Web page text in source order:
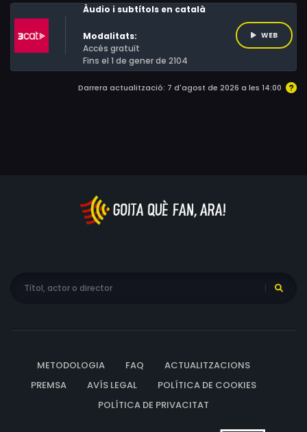
problemes (com fa habitualment) que decideix
abandonar l'escola, avergonyit. Amb la seva petita
maleta camina pel bosc enmig d'una tempesta de neu i
descobreix un camí que el portarà a una aventura que
Àudio i subtítols en català
Modalitats:
Accés gratuït
Fins el 1 de gener de 2104
WEB
Darrera actualització: 7 d'agost de 2026 a les 14:00
METODOLOGIA FAQ
ACTUALITZACIONS
PREMSA
AVÍS LEGAL
POLÍTICA DE COOKIES
POLÍTICA DE PRIVACITAT